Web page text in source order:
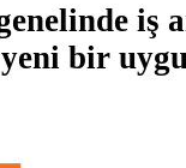
iş
bir